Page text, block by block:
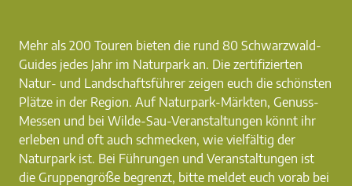
Mehr als 200 Touren bieten die rund 80 Schwarzwald-
Guides jedes Jahr im Naturpark an. Die zertifizierten
Natur- und Landschaftsführer zeigen euch die schönsten
Plätze in der Region. Auf Naturpark-Märkten, Genuss-
Messen und bei Wilde-Sau-Veranstaltungen könnt ihr
erleben und oft auch schmecken, wie vielfältig der
Naturpark ist. Bei Führungen und Veranstaltungen ist
die Gruppengröße begrenzt, bitte meldet euch vorab bei